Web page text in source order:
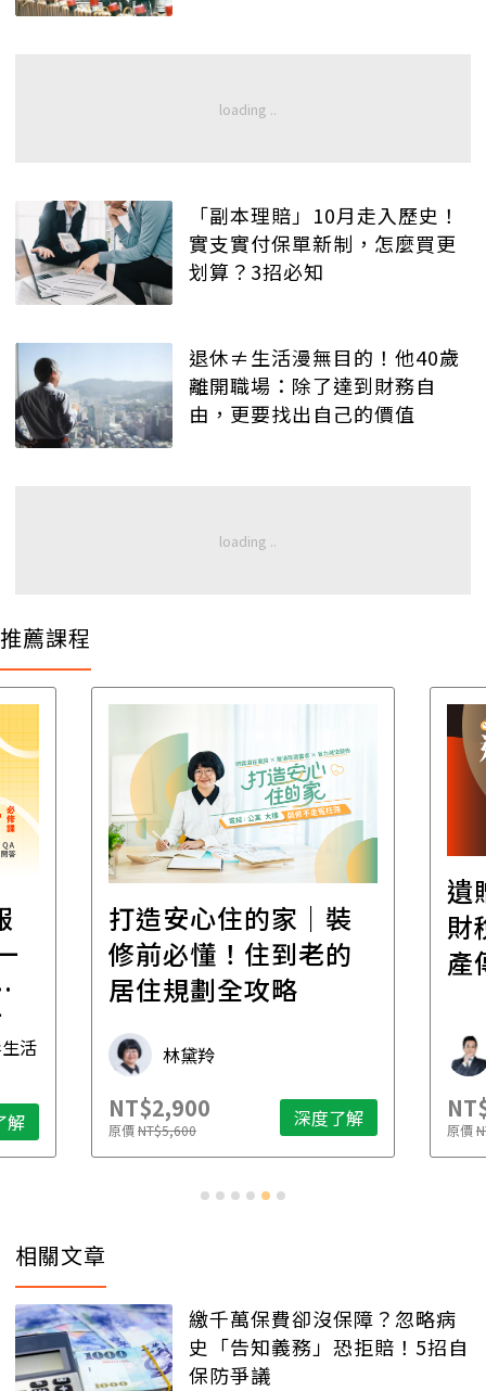
「副本理賠」10月走入歷史！
實支實付保單新制，怎麼買更
划算？3招必知
退休≠生活漫無目的！他40歲
離開職場：除了達到財務自
由，更要找出自己的價值
推薦課程
活
解
打造安心住的家｜裝
修前必懂！住到老的
居住規劃全攻略
林黛羚
NT$2,900
原價NT$5,600 深度了解
遺
財
產
原價
相關文章
繳千萬保費卻沒保障？忽略病
史「告知義務」恐拒賠！5招自
保防爭議